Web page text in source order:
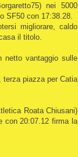
nei 5000
SF50 con 17:38.28.
migliorare, caldo
il titolo.
netto vantaggio sulle
terza piazza per Catia
Roata Chiusani)
con 20:07.12 firma la